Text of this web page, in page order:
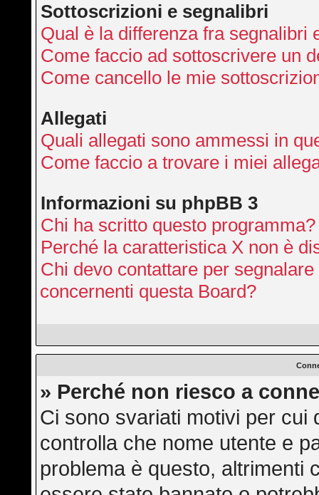
Sottoscrizioni e segnalibri
Qual è la differenza fra segnalibri
Come faccio ad sottoscrivere un
Come cancello le mie
Allegati
Quali allegati sono ammessi in
Come faccio a trovare i miei
Informazioni su phpBB 3
Chi ha scritto questo programma?
Perché la caratteristica X non è
Chi devo contattare per
concernenti questa Board?
» Perché non riesco a
Ci sono svariati motivi per
controlla che nome utente e
problema è questo, altrimenti